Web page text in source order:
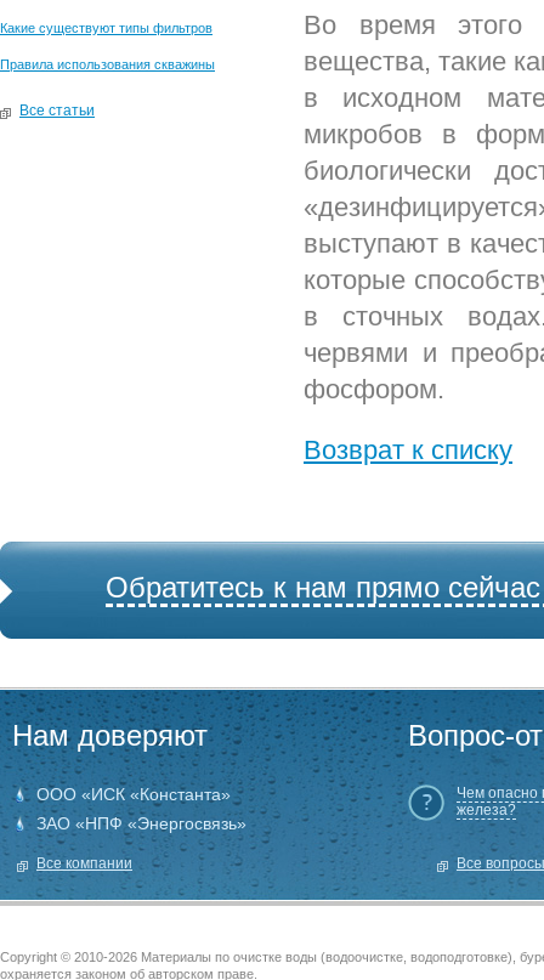
Какие существуют типы фильтров
Правила использования скважины
Все статьи
Во время этого
вещества, такие
в исходном
микробов в
биологически
выступают в
которые
в сточных
червями и
фосфором.
Возврат к списку
Обратитесь к нам прямо
Нам доверяют
ООО «ИСК «Константа»
ЗАО «НПФ «Энергосвязь»
Все компании
Вопрос-
Чем опасно
железа?
Все вопросы
Copyright © 2010-2026 Материалы по очистке воды (водоочистке, водоподготовке),
охраняется законом об авторском праве.